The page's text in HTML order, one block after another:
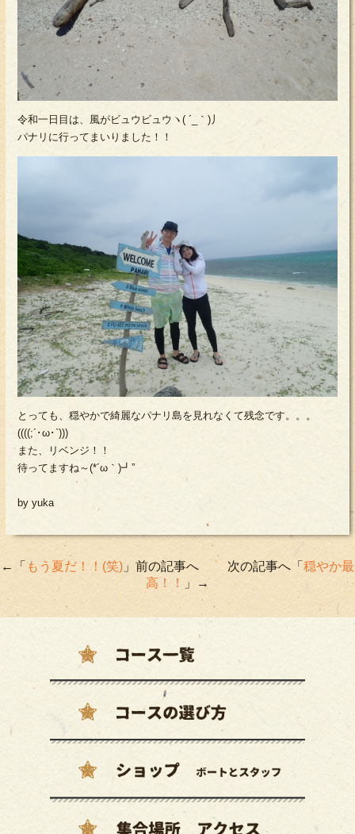
令和一日目は、風がビュウビュウヽ( ´_｀)丿
パナリに行ってまいりました！！
とっても、穏やかで綺麗なパナリ島を見れなくて残念です。。。
((((;´･ω･`)))
また、リベンジ！！
待ってますね～(*´ω｀)┛”
by yuka
←「 もう夏だ！！(笑) 」前の記事へ 次の記事へ「 穏やか最
高！！
」→